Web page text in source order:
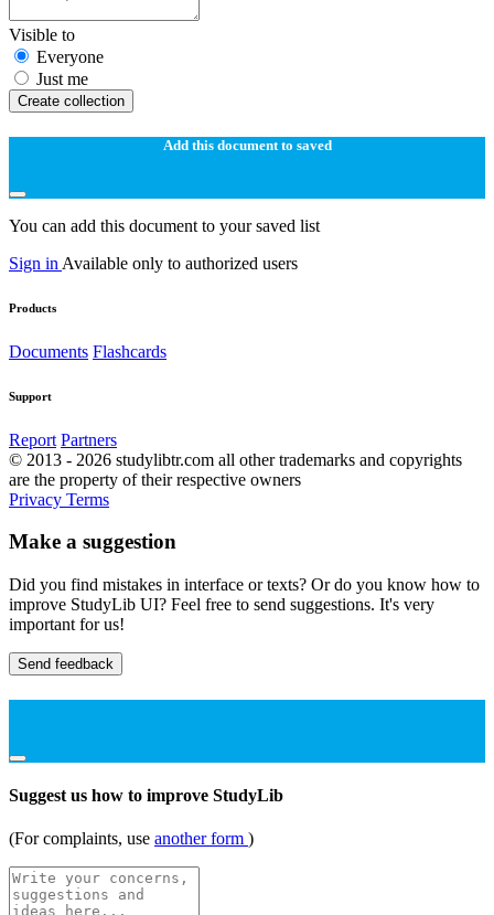
Visible to
Everyone
Just me
Create collection
Add this document to saved
You can add this document to your saved list
Sign in Available only to authorized users
Products
Documents Flashcards
Support
Report Partners
© 2013 - 2026 studylibtr.com all other trademarks and copyrights
are the property of their respective owners
Privacy Terms
Make a suggestion
Did you find mistakes in interface or texts? Or do you know how to
improve StudyLib UI? Feel free to send suggestions. It's very
important for us!
Send feedback
Suggest us how to improve StudyLib
(For complaints, use another form )